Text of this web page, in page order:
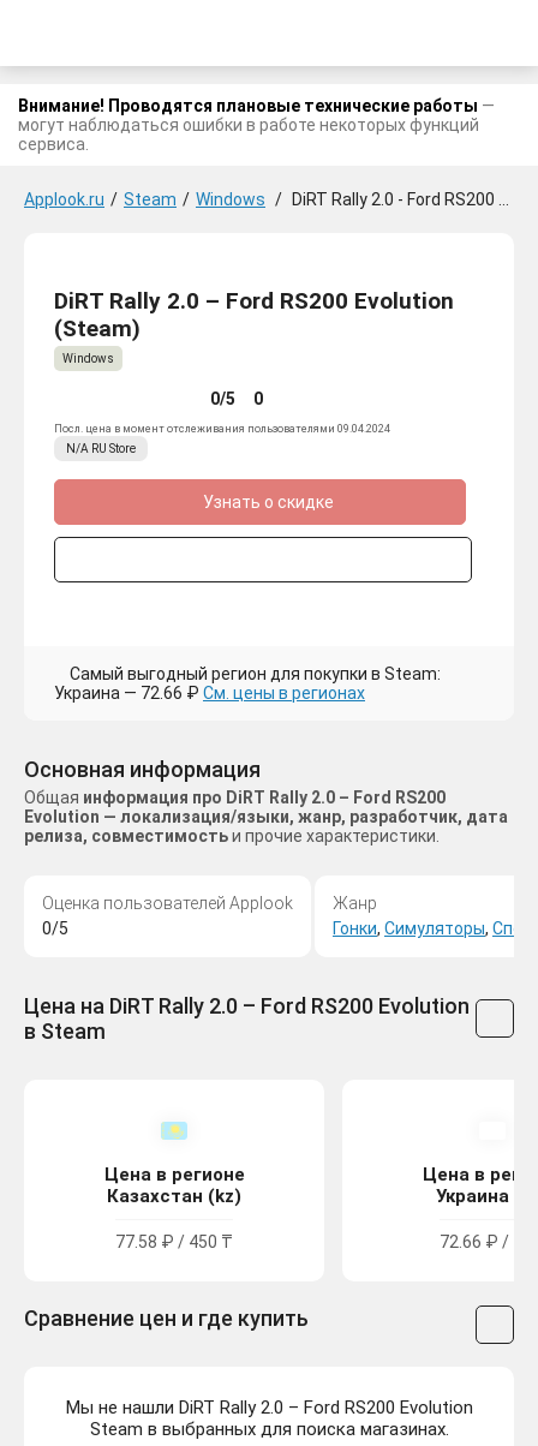
Внимание! Проводятся плановые технические работы —
могут наблюдаться ошибки в работе некоторых функций
сервиса.
Applook.ru / Steam / Windows / DiRT Rally 2.0 - Ford RS200 Evolution
DiRT Rally 2.0 – Ford RS200 Evolution
(Steam)
Windows
0/5 0
Посл. цена в момент отслеживания пользователями 09.04.2024
N/A RU Store
Узнать о скидке
Самый выгодный регион для покупки в Steam:
Украина — 72.66 ₽ См. цены в регионах
Основная информация
Общая информация про DiRT Rally 2.0 – Ford RS200
Evolution — локализация/языки, жанр, разработчик, дата
релиза, совместимостьи прочие характеристики.
Оценка пользователей Applook
0/5
Жанр
Гонки, Симуляторы,
Цена на DiRT Rally 2.0 – Ford RS200 Evolution
в Steam
Цена в регионе
Казахстан (kz)
77.58 ₽ / 450 ₸
Цена в
Украина
72.66 ₽ / 40
Сравнение цен и где купить
Мы не нашли DiRT Rally 2.0 – Ford RS200 Evolution
Steam в выбранных для поиска магазинах.